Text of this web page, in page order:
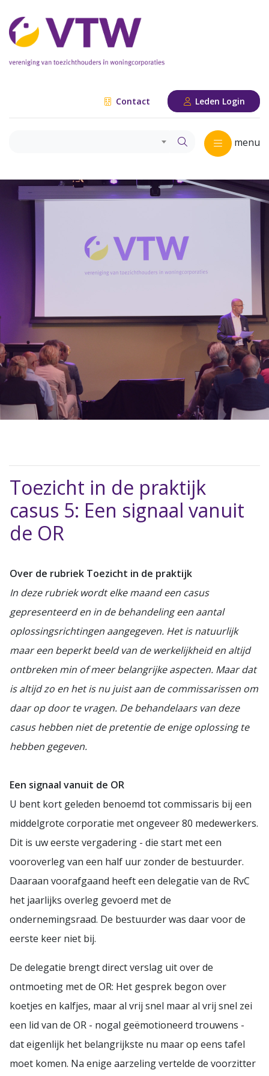
Contact Leden Login
menu
Toezicht in de praktijk
casus 5: Een signaal vanuit
de OR
Over de rubriek Toezicht in de praktijk
In deze rubriek wordt elke maand een casus
gepresenteerd en in de behandeling een aantal
oplossingsrichtingen aangegeven. Het is natuurlijk
maar een beperkt beeld van de werkelijkheid en altijd
ontbreken min of meer belangrijke aspecten. Maar dat
is altijd zo en het is nu juist aan de commissarissen om
daar op door te vragen. De behandelaars van deze
casus hebben niet de pretentie de enige oplossing te
hebben gegeven.
Een signaal vanuit de OR
U bent kort geleden benoemd tot commissaris bij een
middelgrote corporatie met ongeveer 80 medewerkers.
Dit is uw eerste vergadering - die start met een
vooroverleg van een half uur zonder de bestuurder.
Daaraan voorafgaand heeft een delegatie van de RvC
het jaarlijks overleg gevoerd met de
ondernemingsraad. De bestuurder was daar voor de
eerste keer niet bij.
De delegatie brengt direct verslag uit over de
ontmoeting met de OR: Het gesprek begon over
koetjes en kalfjes, maar al vrij snel maar al vrij snel zei
een lid van de OR - nogal geëmotioneerd trouwens -
dat eigenlijk het belangrijkste nu maar op eens tafel
moet komen. Na enige aarzeling vertelde de voorzitter